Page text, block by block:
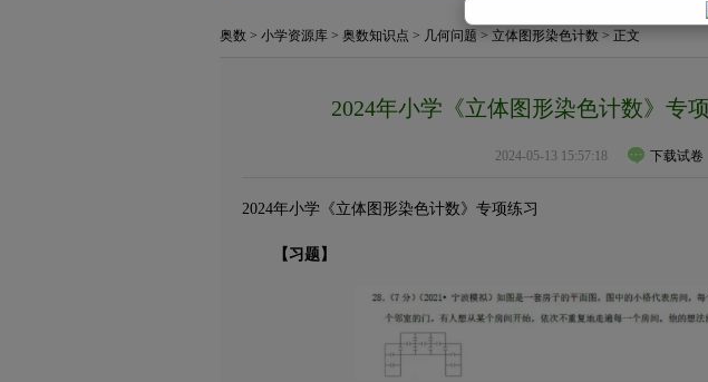
奥数 > 小学资源库 > 奥数知识点 > 几何问题 > 立体图形染色计数 > 正文
2024年小学《立体图形染色计数》专
2024-05-13 15:57:18 下载试卷
2024年小学《立体图形染色计数》专项练习
【习题】